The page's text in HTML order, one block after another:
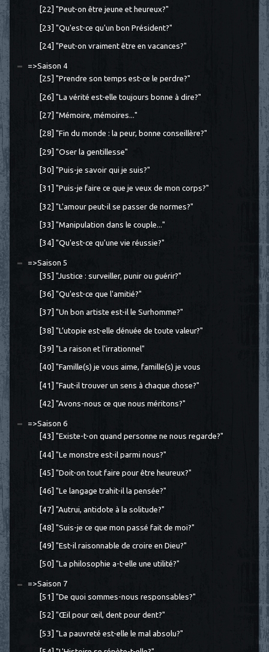
[22] "Peut-on être jeune et heureux?"
[23] "Qu'est-ce qu'un bon Président?"
[24] "Peut-on vraiment être en vacances?"
=>Saison 4
[25] "Prendre son temps est-ce le perdre?"
[26] "La vérité est-elle toujours bonne à dire?"
[27] "Mémoire, mémoires..."
[28] "Fin du monde : la peur, bonne conseillère?"
[29] "Oser la gentillesse"
[30] "Puis-je savoir qui je suis?"
[31] "Puis-je faire ce que je veux de mon corps?"
[32] "L'amour peut-il se passer de normes?"
[33] "Manipulation dans le couple..."
[34] "Qu'est-ce qu'une vie réussie?"
=>Saison 5
[35] "Justice : surveiller, punir ou guérir?"
[36] "Qu'est-ce que l'amitié?"
[37] "Un bon artiste est-il le Surhomme?"
[38] "L’utopie est-elle dénuée de toute valeur?"
[39] "La raison et l'irrationnel"
[40] "Famille(s) je vous aime, famille(s) je vous
[41] "Faut-il trouver un sens à chaque chose?"
[42] "Avons-nous ce que nous méritons?"
=>Saison 6
[43] "Existe-t-on quand personne ne nous regarde?"
[44] "Le monstre est-il parmi nous?"
[45] "Doit-on tout faire pour être heureux?"
[46] "Le langage trahit-il la pensée?"
[47] "Autrui, antidote à la solitude?"
[48] "Suis-je ce que mon passé fait de moi?"
[49] "Est-il raisonnable de croire en Dieu?"
[50] "La philosophie a-t-elle une utilité?"
=>Saison 7
[51] "De quoi sommes-nous responsables?"
[52] "Œil pour œil, dent pour dent?"
[53] "La pauvreté est-elle le mal absolu?"